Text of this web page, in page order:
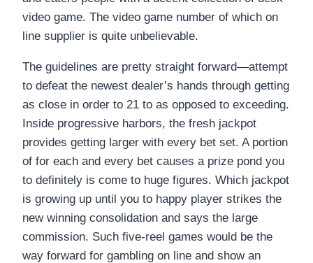
video game. The video game number of which on
line supplier is quite unbelievable.
The guidelines are pretty straight forward—attempt
to defeat the newest dealer’s hands through getting
as close in order to 21 to as opposed to exceeding.
Inside progressive harbors, the fresh jackpot
provides getting larger with every bet set. A portion
of for each and every bet causes a prize pond you
to definitely is come to huge figures. Which jackpot
is growing up until you to happy player strikes the
new winning consolidation and says the large
commission. Such five-reel games would be the
way forward for gambling on line and show an